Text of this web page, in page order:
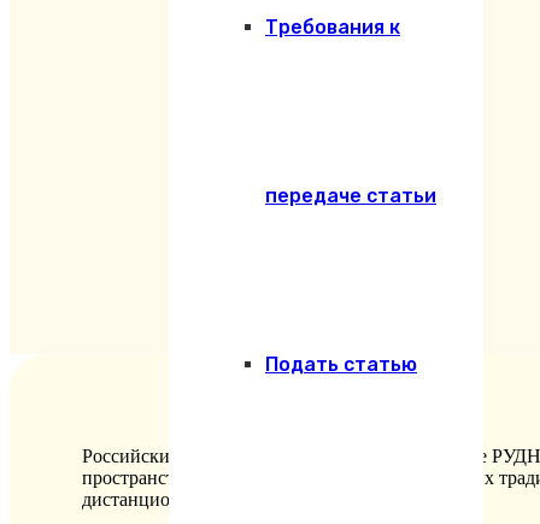
Требования к
передаче статьи
Подать статью
Российский университет дружбы народов (далее
пространстве. Семья как ценность в религиозных
дистанционных